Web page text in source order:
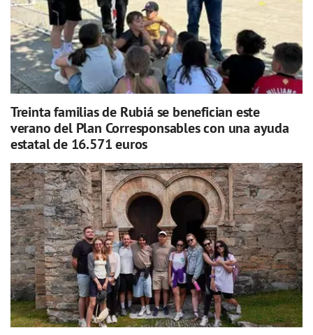
Treinta familias de Rubiá se benefician este
verano del Plan Corresponsables con una ayuda
estatal de 16.571 euros